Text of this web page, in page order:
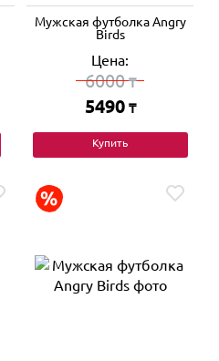
Мужская футболка Angry
Birds
Цена:
6000₸
5490 ₸
Купить